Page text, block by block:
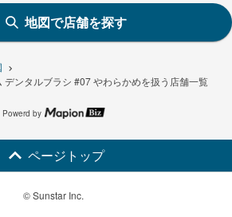
デンタルブラシ #07 やわらかめを扱う店舗一覧
地図で店舗を探す
Powerd by
ページトップ
© Sunstar Inc.